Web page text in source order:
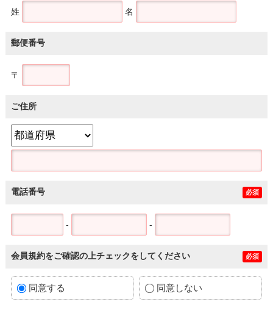
姓 名
郵便番号
〒
ご住所
電話番号 必須
- -
会員規約をご確認の上チェックをしてください 必須
同意する 同意しない